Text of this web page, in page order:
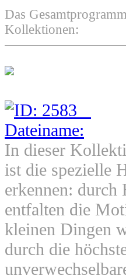
Das
Kollektionen:
In dieser
ist die spezielle
erkennen: durch
entfalten die
kleinen Dingen
durch die